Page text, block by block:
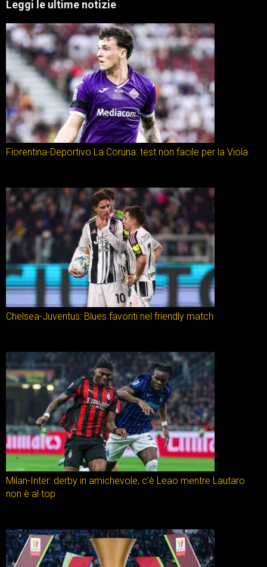
Leggi le ultime notizie
Fiorentina-Deportivo La Coruna: test non facile per la Viola
Chelsea-Juventus: Blues favoriti nel friendly match
Milan-Inter: derby in amichevole, c’è Leao mentre Lautaro
non è al top